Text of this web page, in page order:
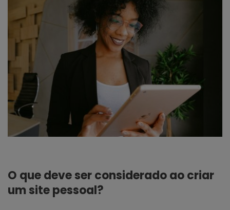
O que deve ser considerado ao criar
um site pessoal?